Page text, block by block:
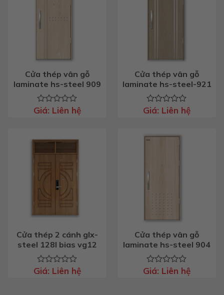
Cửa thép vân gỗ
laminate hs-steel 909
Được
5
sao
Giá: Liên hệ
Cửa thép vân gỗ
laminate hs-steel-921
Được
0
5
Giá: Liên hệ
Cửa thép 2 cánh glx-
steel 128l bias vg12
Được
Giá: Liên hệ
Cửa thép vân gỗ
laminate hs-steel 904
Được
Giá: Liên hệ